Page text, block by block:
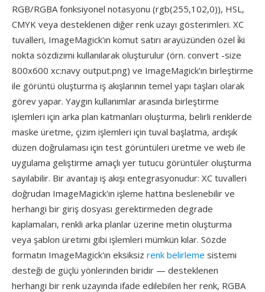
RGB/RGBA fonksiyonel notasyonu (rgb(255,102,0)), HSL,
CMYK veya desteklenen diğer renk uzayı gösterimleri. XC
tuvalleri, ImageMagick'ın komut satırı arayüzünden özel i̇ki
nokta sözdizimi kullanılarak oluşturulur (örn. convert -size
800x600 xc:navy output.png) ve ImageMagick'ın birleştirme
ile görüntü oluşturma iş akışlarının temel yapı taşları olarak
görev yapar. Yaygın kullanımlar arasında birleştirme
işlemleri için arka plan katmanları oluşturma, belirli renklerde
maske üretme, çizim işlemleri için tuval başlatma, ardışık
düzen doğrulaması için test görüntüleri üretme ve web ile
uygulama geliştirme amaçlı yer tutucu görüntüler oluşturma
sayılabilir. Bir avantajı iş akışı entegrasyonudur: XC tuvalleri
doğrudan ImageMagick'ın işleme hattına beslenebilir ve
herhangi bir giriş dosyası gerektirmeden degrade
kaplamaları, renkli arka planlar üzerine metin oluşturma
veya şablon üretimi gibi işlemleri mümkün kılar. Sözde
formatın ImageMagick'ın eksiksiz renk belirleme sistemi
desteği de güçlü yönlerinden biridir — desteklenen
herhangi bir renk uzayında ifade edilebilen her renk, RGBA